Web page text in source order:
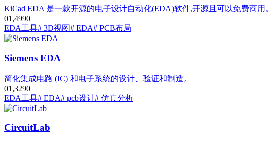
KiCad EDA 是一款开源的电子设计自动化(EDA)软件,开源且可以免费商用。
01,4990
EDA工具# 3D视图# EDA# PCB布局
Siemens EDA
简化集成电路 (IC) 和电子系统的设计、验证和制造。
01,3290
EDA工具# EDA# pcb设计# 仿真分析
CircuitLab